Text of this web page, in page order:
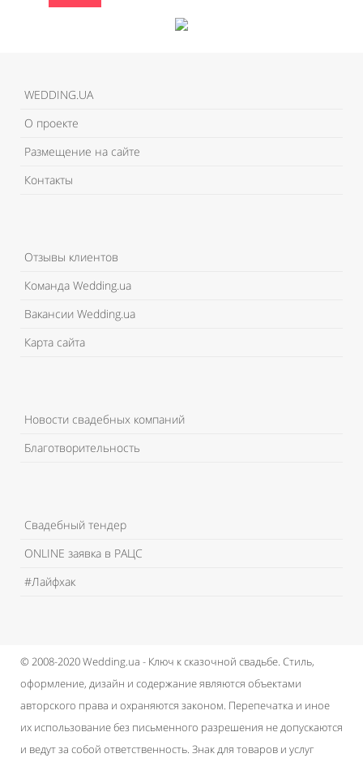
WEDDING.UA
О проекте
Размещение на сайте
Контакты
Отзывы клиентов
Команда Wedding.ua
Вакансии Wedding.ua
Карта сайта
Новости свадебных компаний
Благотворительность
Свадебный тендер
ONLINE заявка в РАЦС
#Лайфхак
© 2008-2020 Wedding.ua - Ключ к сказочной свадьбе. Стиль,
оформление, дизайн и содержание являются объектами
авторского права и охраняются законом. Перепечатка и иное
их использование без письменного разрешения не допускаются
и ведут за собой ответственность. Знак для товаров и услуг